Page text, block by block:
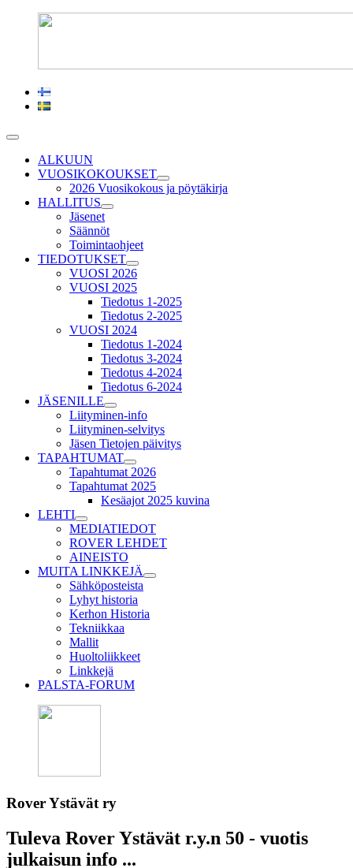
ALKUUN
VUOSIKOKOUKSET
2026 Vuosikokous ja pöytäkirja
HALLITUS
Jäsenet
Säännöt
Toimintaohjeet
TIEDOTUKSET
VUOSI 2026
VUOSI 2025
Tiedotus 1-2025
Tiedotus 2-2025
VUOSI 2024
Tiedotus 1-2024
Tiedotus 3-2024
Tiedotus 4-2024
Tiedotus 6-2024
JÄSENILLE
Liityminen-info
Liityminen-selvitys
Jäsen Tietojen päivitys
TAPAHTUMAT
Tapahtumat 2026
Tapahtumat 2025
Kesäajot 2025 kuvina
LEHTI
MEDIATIEDOT
ROVER LEHDET
AINEISTO
MUITA LINKKEJÄ
Sähköposteista
Lyhyt historia
Kerhon Historia
Tekniikkaa
Mallit
Huoltoliikkeet
Linkkejä
PALSTA-FORUM
Rover Ystävät ry
Tuleva Rover Ystävät r.y.n 50 - vuotis
julkaisun info ...